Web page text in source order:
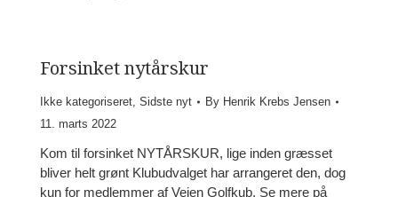
Forsinket nytårskur
Ikke kategoriseret, Sidste nyt By Henrik Krebs Jensen
11. marts 2022
Kom til forsinket NYTÅRSKUR, lige inden græsset
bliver helt grønt Klubudvalget har arrangeret den, dog
kun for medlemmer af Vejen Golfkub. Se mere på